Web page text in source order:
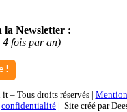
la Newsletter :
4 fois par an)
!
– Tous droits réservés |
confidentialité | Site créé par